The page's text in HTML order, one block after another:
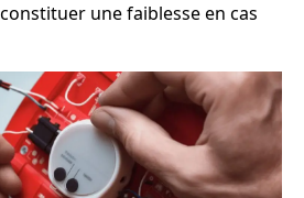
une faiblesse en cas